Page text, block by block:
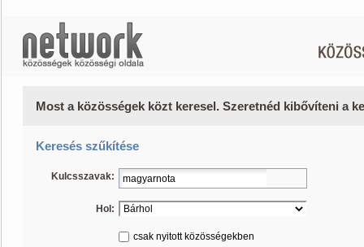
Most a közösségek közt keresel. Szeretnéd kibővíteni a
Keresés szűkítése
Kulcsszavak:
Hol:
csak nyitott közösségekben